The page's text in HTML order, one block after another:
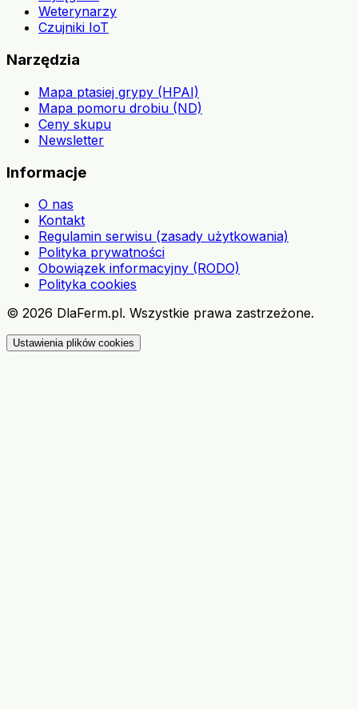
Weterynarzy
Czujniki IoT
Narzędzia
Mapa ptasiej grypy (HPAI)
Mapa pomoru drobiu (ND)
Ceny skupu
Newsletter
Informacje
O nas
Kontakt
Regulamin serwisu (zasady użytkowania)
Polityka prywatności
Obowiązek informacyjny (RODO)
Polityka cookies
© 2026 DlaFerm.pl. Wszystkie prawa zastrzeżone.
Ustawienia plików cookies